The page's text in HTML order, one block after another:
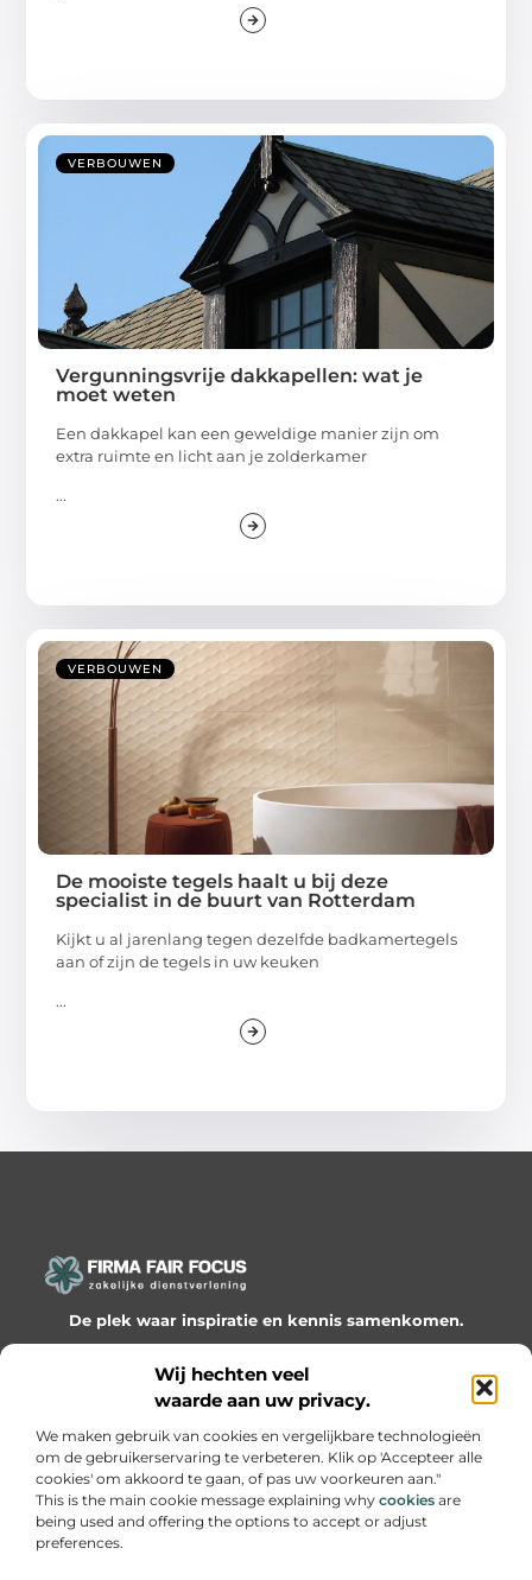
Wij hechten veel
waarde aan uw privacy.
We maken gebruik van cookies en vergelijkbare technologieën
om de gebruikerservaring te verbeteren. Klik op 'Accepteer alle
cookies' om akkoord te gaan, of pas uw voorkeuren aan."
This is the main cookie message explaining why cookies are
being used and offering the options to accept or adjust
preferences.
VERBOUWEN
Vergunningsvrije dakkapellen: wat je
moet weten
Een dakkapel kan een geweldige manier zijn om
extra ruimte en licht aan je zolderkamer
...
VERBOUWEN
De mooiste tegels haalt u bij deze
specialist in de buurt van Rotterdam
Kijkt u al jarenlang tegen dezelfde badkamertegels
aan of zijn de tegels in uw keuken
...
De plek waar inspiratie en kennis samenkomen.
Ontdek onze blogs en artikelen en laat je verrassen door
waardevolle inzichten en nieuwe ideeën!
Bericht categorie
Onze informatie